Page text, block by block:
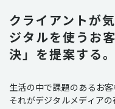
クライアントが
ジタルを使うお
決」を提案する。
生活の中で課題のあるお
それがデジタルメディアの